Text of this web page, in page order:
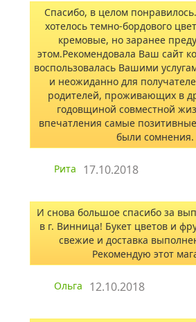
Спасибо, в целом
хотелось темно-бордового
кремовые, но заранее
этом.Рекомендовала Ваш сайт
воспользовалась Вашими
и неожиданно для
родителей, проживающих в
годовщиной совместной
впечатления самые
были сомнения.
Рита 17.10.2018
И снова большое спасибо за
в г. Винница! Букет цветов и
свежие и доставка
Рекомендую этот
Ольга 12.10.2018